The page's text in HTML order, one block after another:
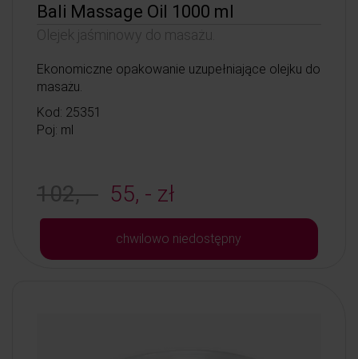
Bali Massage Oil 1000 ml
Olejek jaśminowy do masażu.
Ekonomiczne opakowanie uzupełniające olejku do
masażu.
Kod: 25351
Poj: ml
102, - 55, - zł
chwilowo niedostępny